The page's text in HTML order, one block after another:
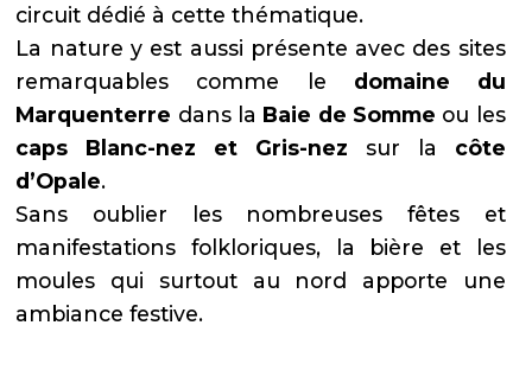
circuit dédié à cette thématique.
La nature y est aussi présente avec des sites
remarquables comme le domaine du
Marquenterre dans la Baie de Somme ou les
caps Blanc-nez et Gris-nez sur la côte
d’Opale.
Sans oublier les nombreuses fêtes et
manifestations folkloriques, la bière et les
moules qui surtout au nord apporte une
ambiance festive.